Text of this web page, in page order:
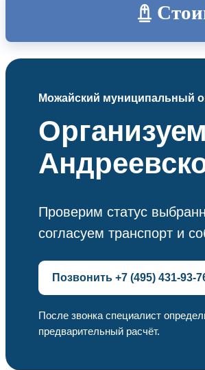
Можайский муниципальный
Проверим статус
согласуем транспорт и
Позвонить +7 (495) 431-93-
После звонка специалист
предварительный расчёт.